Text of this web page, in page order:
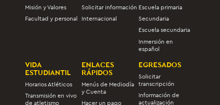
Misión y Valores
Facultad y personal
Solicitar información
Internacional
Escuela primaria
Secundaria
Escuela secundaria
Inmersión en
español
VIDA
ESTUDIANTIL
Horarios Atléticos
Transmisión en vivo
de atletismo
ENLACES
RÁPIDOS
Menús de Mediodía
y Cuenta
Hacer un pago
EGRESADOS
Solicitar
transcripción
Información de
actualización